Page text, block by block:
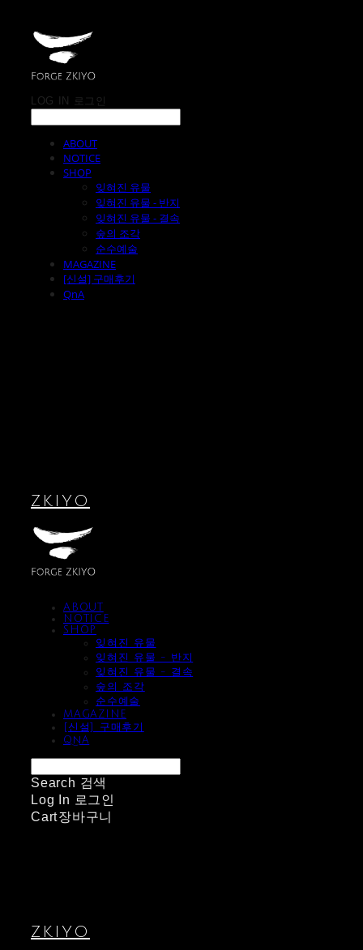
LOG IN 로그인
ABOUT
NOTICE
SHOP
잊혀진 유물
잊혀진 유물 - 반지
잊혀진 유물 - 결속
숲의 조각
순수예술
MAGAZINE
[신설] 구매후기
QnA
ZKIYO
ABOUT
NOTICE
SHOP
잊혀진 유물
잊혀진 유물 - 반지
잊혀진 유물 - 결속
숲의 조각
순수예술
MAGAZINE
[신설] 구매후기
QnA
Search 검색
Log In 로그인
Cart장바구니
ZKIYO